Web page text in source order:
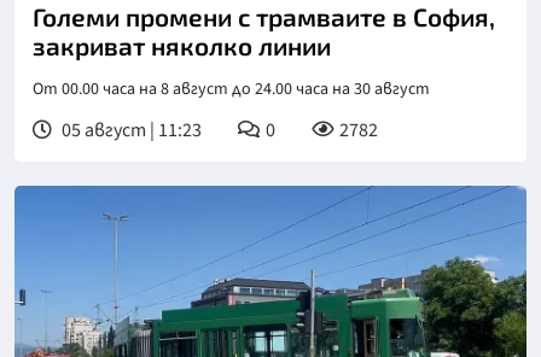
Големи промени с трамваите в София,
закриват няколко линии
От 00.00 часа на 8 август до 24.00 часа на 30 август
05 август | 11:23 0 2782